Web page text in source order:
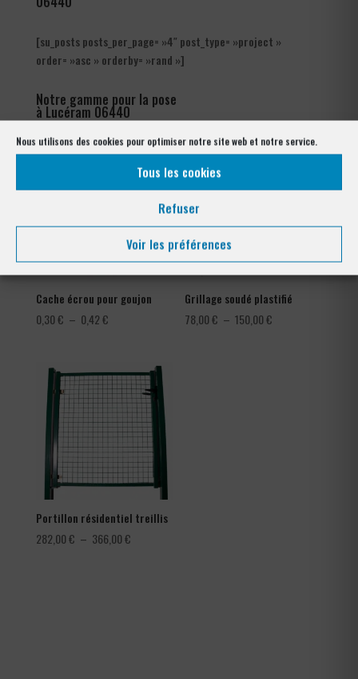
Nous utilisons des cookies pour optimiser notre site web et notre service.
Tous les cookies
Refuser
Voir les préférences
[su_posts posts_per_page= »4″ post_type= »project »
order= »asc » orderby= »rand »]
Notre gamme pour la pose
à Lucéram 06440
Cache écrou pour goujon
0,30€ – 0,42€Plage
0,30 €
à
Grillage soudé plastifié
78,00€ – 150,00€
Portillon résidentiel treillis
282,00€ – 366,00€Plage